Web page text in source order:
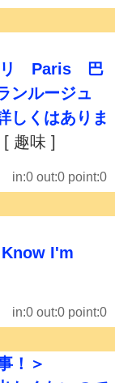
リ Paris 巴
ンルージュ
しくはありま
[ 趣味 ]
in:0 out:0 point:0
I'm
in:0 out:0 point:0
！＞